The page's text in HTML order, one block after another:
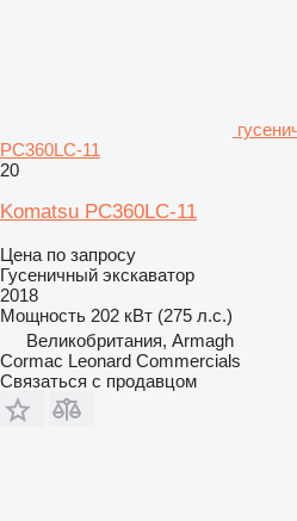
PC360LC-11
20
Komatsu PC360LC-11
Цена по запросу
Гусеничный экскаватор
2018
Мощность 202 кВт (275 л.с.)
Великобритания, Armagh
Cormac Leonard Commercials
Связаться с продавцом